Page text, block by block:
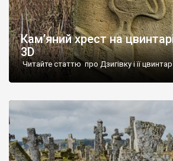
Кам’яний хрест на
3D
Читайте статтю про Дзигівку і її цвинтар